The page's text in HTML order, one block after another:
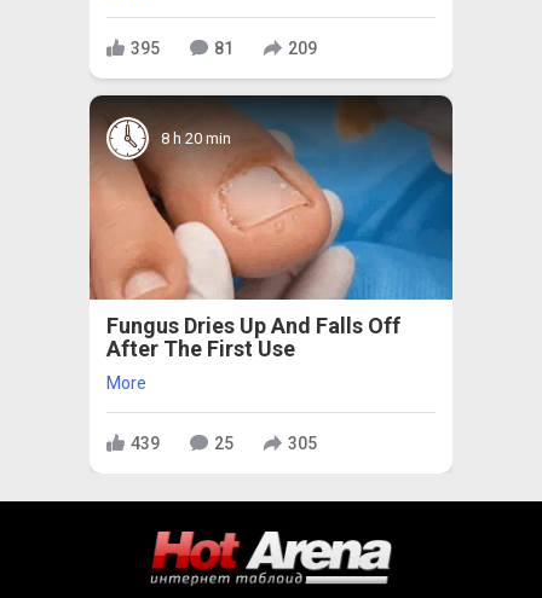
395 81 209
8 h 20 min
Fungus Dries Up And Falls Off
After The First Use
More
439 25 305